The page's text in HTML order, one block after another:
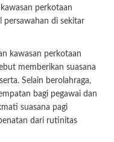
perkotaan
persawahan di sekitar
kawasan perkotaan
memberikan suasana
Selain berolahraga,
bagi pegawai dan
suasana pagi
dari rutinitas